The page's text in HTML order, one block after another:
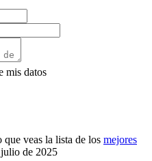
mis datos
que veas la lista de los mejores
de 2025